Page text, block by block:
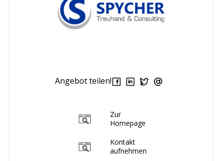
Angebot teilen!
Zur
Homepage
Kontakt
aufnehmen